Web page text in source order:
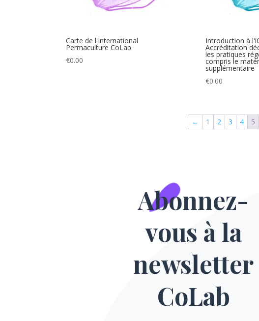
Carte de l'International
Permaculture CoLab
€0.00
Introduction à
Accréditation
les pratiques
compris le
supplémentaire
€0.00
← 1 2 3 4 5
Abonnez-
vous à la
newsletter
CoLab